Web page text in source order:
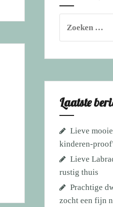
naar:
Laatste
Lieve
kinderen-
Lieve
rustig thuis
Prachtige
zocht een fijn